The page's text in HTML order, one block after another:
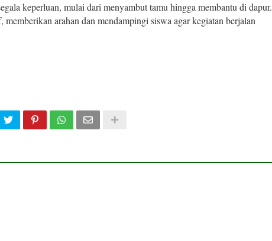
keperluan, mulai dari menyambut tamu hingga membantu di dapur.
arahan dan mendampingi siswa agar kegiatan berjalan